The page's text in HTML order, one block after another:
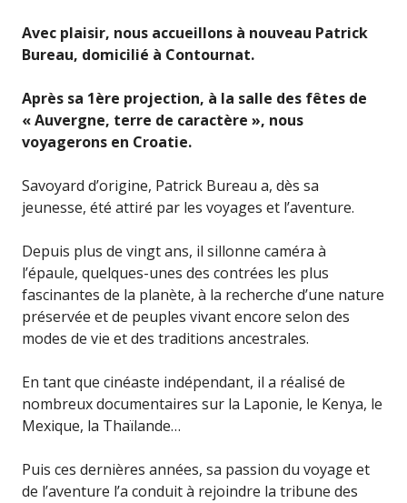
Avec plaisir, nous accueillons à nouveau Patrick
Bureau, domicilié à Contournat.
Après sa 1ère projection, à la salle des fêtes de
« Auvergne, terre de caractère », nous
voyagerons en Croatie.
Savoyard d’origine, Patrick Bureau a, dès sa
jeunesse, été attiré par les voyages et l’aventure.
Depuis plus de vingt ans, il sillonne caméra à
l’épaule, quelques-unes des contrées les plus
fascinantes de la planète, à la recherche d’une nature
préservée et de peuples vivant encore selon des
modes de vie et des traditions ancestrales.
En tant que cinéaste indépendant, il a réalisé de
nombreux documentaires sur la Laponie, le Kenya, le
Mexique, la Thaïlande…
Puis ces dernières années, sa passion du voyage et
de l’aventure l’a conduit à rejoindre la tribune des